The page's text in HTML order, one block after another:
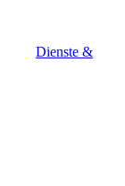
Dienste &